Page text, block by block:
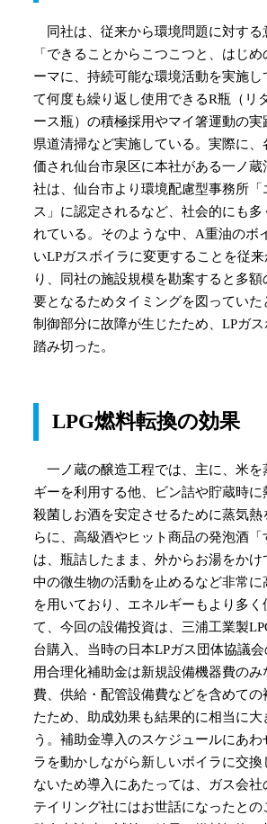
同社は、従来から環境問題に対する
「できることからこつこつと、はじ
ーマに、持続可能な環境活動を実施し
て何度も繰り返し使用できるR瓶（リ
ース瓶）の積極採用やマイ箸運動の
県道清掃など実施している。実際に
価され仙台市泉区に本社がある一ノ蔵
社は、仙台市より環境配慮型事務所「
ス」に認定されるなど、社会的にも多
れている。そのような中、A重油のボ
いLPガスボイラに変更することを従
り、同社の施設規模を勘案すると多
要となるためタイミングを図っていた
制御部分に故障が生じたため、LPガ
踏み切った。
LPG燃料転換の効果
一ノ蔵の醸造工程では、主に、米を
ギーを利用する他、ビン詰や貯蔵時に
殺菌しお酒を安定させるために蒸気熱
らに、高級酒やヒット商品の発泡酒「
は、瓶詰したまま、外からお湯をかけ
中の微生物の活動を止めるなど非常に
を用いており、エネルギーもより多く
て、今回の設備投資は、三浦工業製
台購入、当時の日本LPガス団体協議
用合理化補助金は新規設備機器費の
費、供給・配管設備費などを含めての
たため、助成効果も結果的に相当に大
う。補助金導入のスケジュールにあわ
ラを動かしながら新しいボイラに交換
ないため導入にあたっては、ガス会社
テイリング社にはお世話になったと